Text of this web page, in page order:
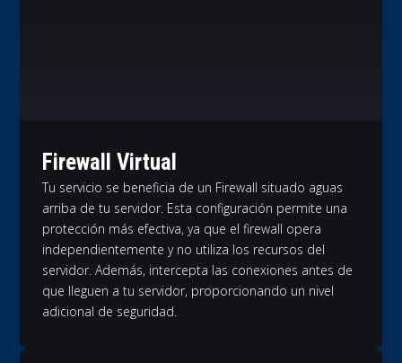
Firewall Virtual
Tu servicio se beneficia de un Firewall situado aguas
arriba de tu servidor. Esta configuración permite una
protección más efectiva, ya que el firewall opera
independientemente y no utiliza los recursos del
servidor. Además, intercepta las conexiones antes de
que lleguen a tu servidor, proporcionando un nivel
adicional de seguridad.